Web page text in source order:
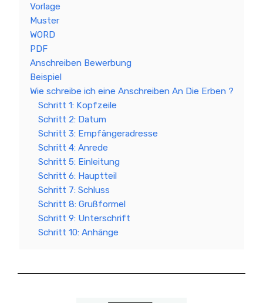
Vorlage
Muster
WORD
PDF
Anschreiben Bewerbung
Beispiel
Wie schreibe ich eine Anschreiben An Die Erben ?
Schritt 1: Kopfzeile
Schritt 2: Datum
Schritt 3: Empfängeradresse
Schritt 4: Anrede
Schritt 5: Einleitung
Schritt 6: Hauptteil
Schritt 7: Schluss
Schritt 8: Grußformel
Schritt 9: Unterschrift
Schritt 10: Anhänge